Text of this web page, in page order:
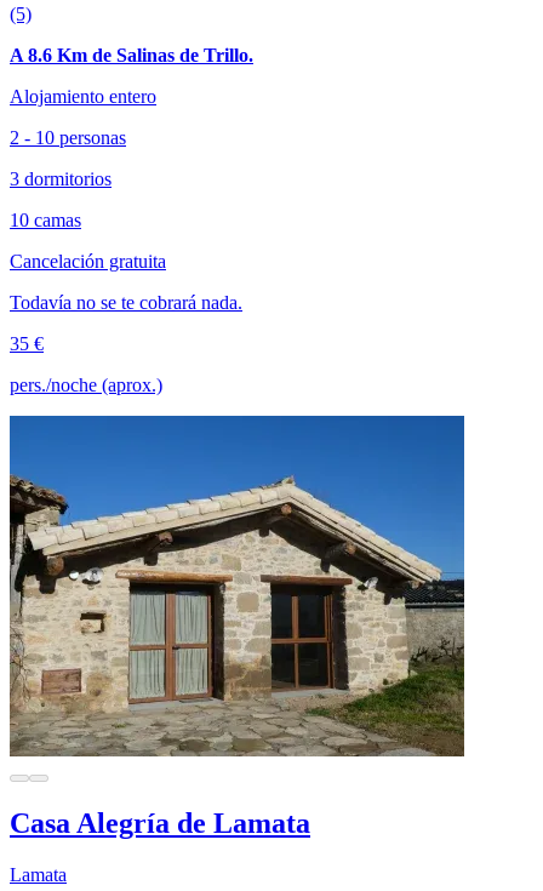
(5)
A 8.6 Km de Salinas de Trillo.
Alojamiento entero
2 - 10 personas
3 dormitorios
10 camas
Cancelación gratuita
Todavía no se te cobrará nada.
35 €
pers./noche (aprox.)
Casa Alegría de Lamata
Lamata